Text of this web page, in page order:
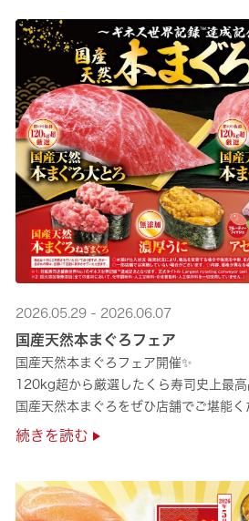
2026.05.29 - 2026.06.07
国産天然本まぐろフェア
国産天然本まぐろフェア開催✨
120kg超から厳選したくら寿司史上最
国産天然本まぐろをぜひ店舗でご堪能く
続きを読む